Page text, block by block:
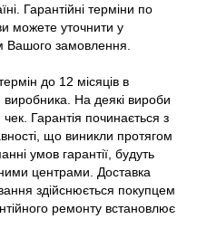
Гарантійні терміни по
можете уточнити у
замовлення.
до 12 місяців в
виробника. На деякі вироби
Гарантія починається з
що виникли протягом
умов гарантії, будуть
центрами. Доставка
здійснюється покупцем
ремонту встановлює